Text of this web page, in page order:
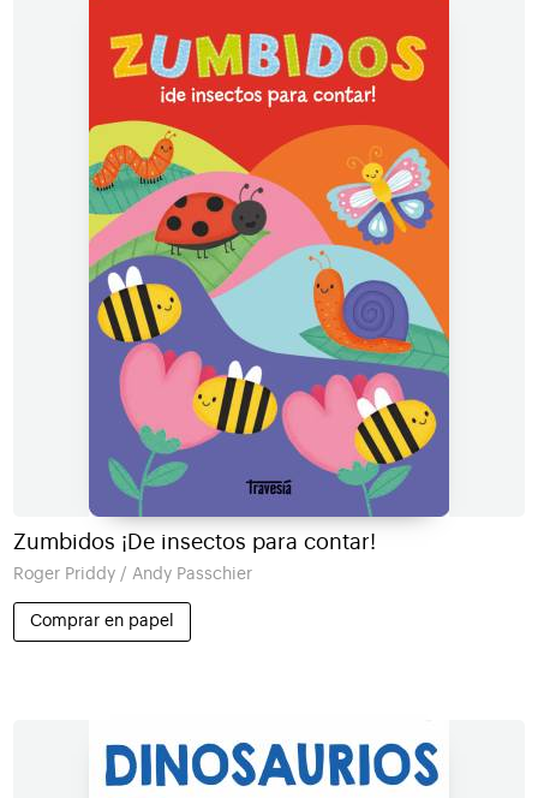
Zumbidos ¡De insectos para contar!
Roger Priddy / Andy Passchier
Comprar en papel